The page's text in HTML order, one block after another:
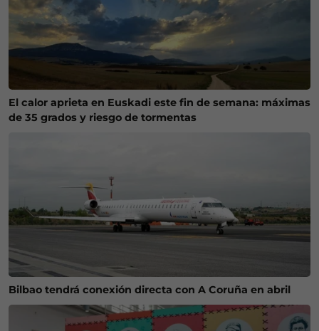
El calor aprieta en Euskadi este fin de semana: máximas
de 35 grados y riesgo de tormentas
Bilbao tendrá conexión directa con A Coruña en abril